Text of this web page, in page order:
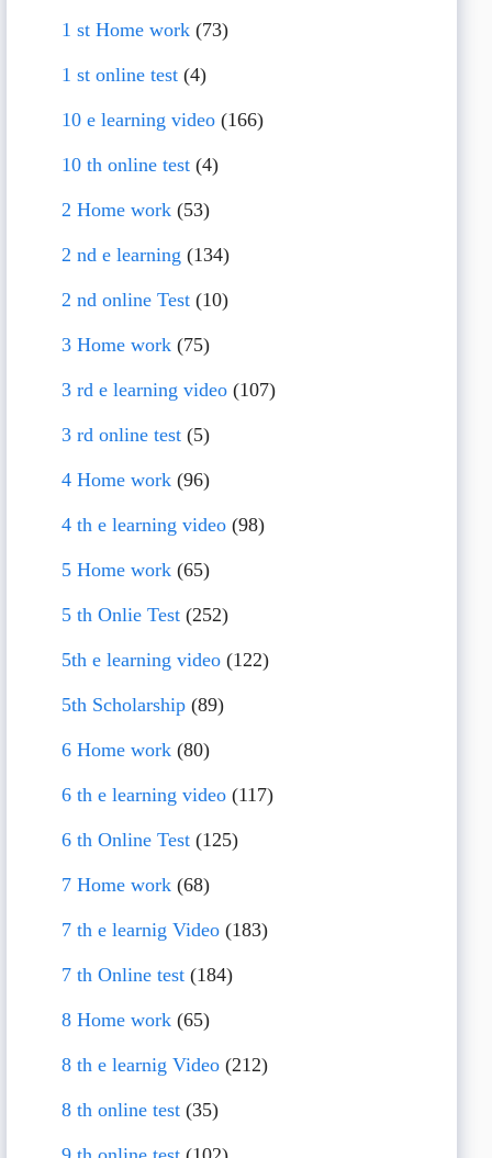
1 st Home work(73)
1 st online test(4)
10 e learning video(166)
10 th online test(4)
2 Home work(53)
2 nd e learning (134)
2 nd online Test(10)
3 Home work(75)
3 rd e learning video(107)
3 rd online test(5)
4 Home work(96)
4 th e learning video(98)
5 Home work(65)
5 th Onlie Test(252)
5th e learning video(122)
5th Scholarship(89)
6 Home work(80)
6 th e learning video(117)
6 th Online Test(125)
7 Home work(68)
7 th e learnig Video(183)
7 th Online test(184)
8 Home work(65)
8 th e learnig Video(212)
8 th online test(35)